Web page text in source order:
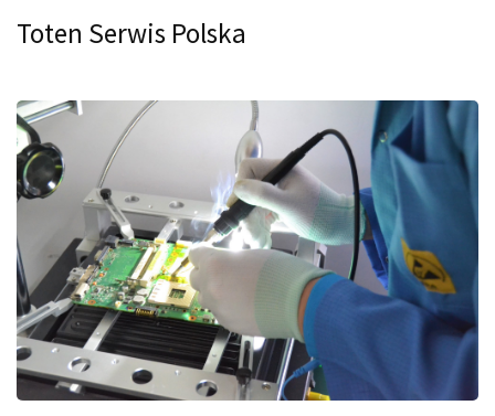
Toten Serwis Polska